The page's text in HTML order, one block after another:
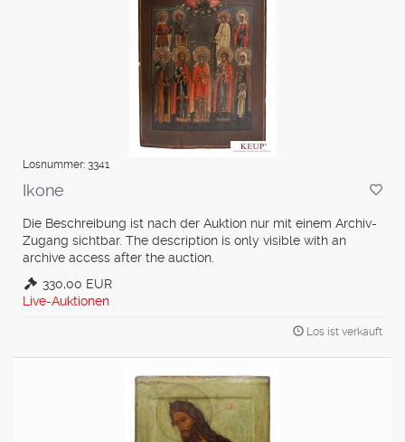
Losnummer: 3341
Ikone
Die Beschreibung ist nach der Auktion nur mit einem Archiv-
Zugang sichtbar. The description is only visible with an
archive access after the auction.
330,00 EUR
Live-Auktionen
Los ist verkauft